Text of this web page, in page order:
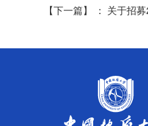
【下一篇】
： 关于招